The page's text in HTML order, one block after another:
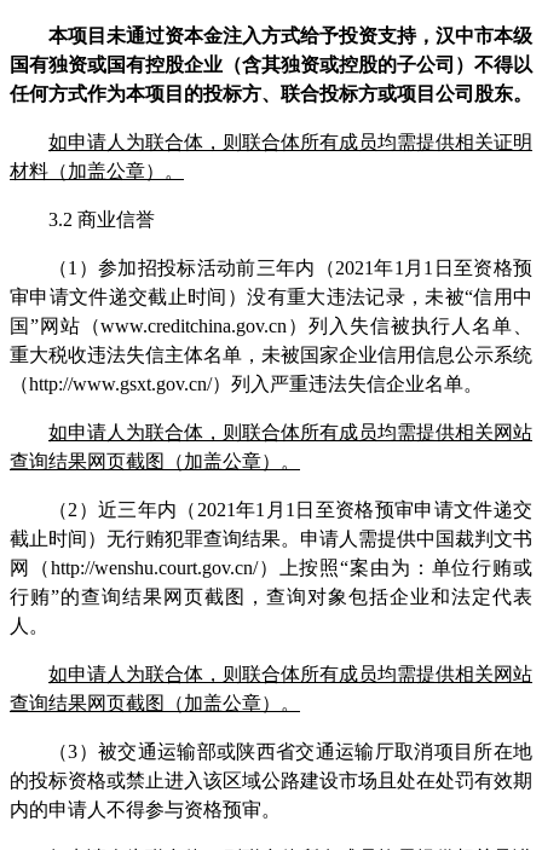
本项目未通过资本金注入方式给予投资支持，汉中市本级
国有独资或国有控股企业（含其独资或控股的子公司）不得以
任何方式作为本项目的投标方、联合投标方或项目公司股东。
如申请人为联合体，则联合体所有成员均需提供相关证明
材料（加盖公章）。
3.2 商业信誉
（1）参加招投标活动前三年内 （2021年1月1日至资格预
审申请文件递交截止时间）没有重大违法记录，未被“信用中
国”网站（www.creditchina.gov.cn）列入失信被执行人名单、
重大税收违法失信主体名单，未被国家企业信用信息公示系统
（http://www.gsxt.gov.cn/）列入严重违法失信企业名单。
如申请人为联合体， 则联合体所有成员均需提供相关网站
查询结果网页截图
（加盖公章） 。
（2） 近三年内 （ 2021年1月1日至资格预审申请文件递交
截止时间）无行贿犯罪查询结果。申请人需提供中国裁判文书
网（http://wenshu.court.gov.cn/）上按照“案由为：单位行贿或
行贿”的查询结果网页截图，查询对象包括企业和法定代表
人。
如申请人为联合体， 则联合体所有成员均需提供相关网站
查询结果网页截图
（加盖公章） 。
（3）被交通运输部或陕西省交通运输厅取消项目所在地
的投标资格或禁止进入该区域公路建设市场且处在处罚有效期
内的申请人不得参与资格预审。